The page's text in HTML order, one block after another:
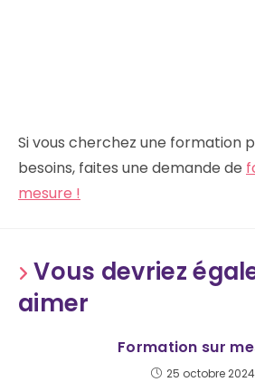
Si vous cherchez une formation
besoins, faites une demande de
mesure !
Vous devriez
aimer
Formation sur
25 octobre 2024